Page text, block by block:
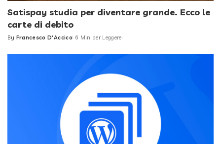
Satispay studia per diventare grande. Ecco le
carte di debito
Posted
By Francesco D'Accico 6 Min per Leggere